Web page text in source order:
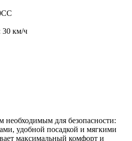
30 км/ч
необходимым для безопасности:
удобной посадкой и мягкими
максимальный комфорт и